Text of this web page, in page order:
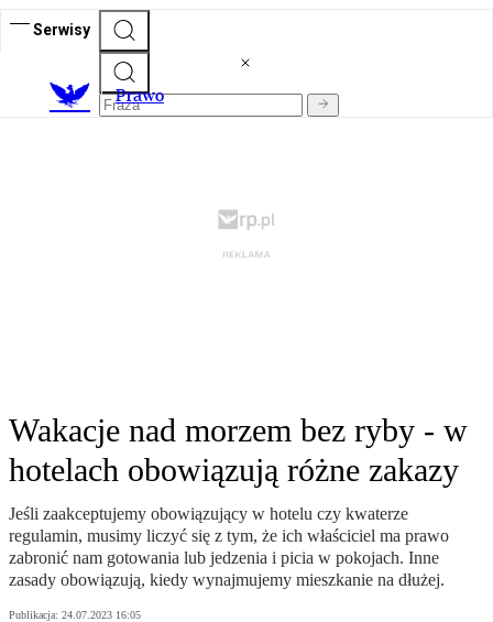
Serwisy
Prawo
Wakacje nad morzem bez ryby - w
hotelach obowiązują różne zakazy
Jeśli zaakceptujemy obowiązujący w hotelu czy kwaterze
regulamin, musimy liczyć się z tym, że ich właściciel ma prawo
zabronić nam gotowania lub jedzenia i picia w pokojach. Inne
zasady obowiązują, kiedy wynajmujemy mieszkanie na dłużej.
Publikacja: 24.07.2023 16:05